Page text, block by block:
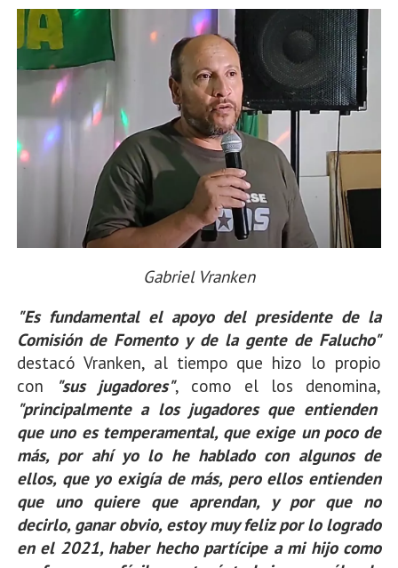
Gabriel Vranken
"Es fundamental el apoyo del presidente de la
Comisión de Fomento y de la gente de Falucho"
destacó Vranken, al tiempo que hizo lo propio
con
"sus jugadores", como el los denomina,
"principalmente a los jugadores que entienden
que uno es temperamental, que exige un poco de
más, por ahí yo lo he hablado con algunos de
ellos, que yo exigía de más, pero ellos entienden
que uno quiere que aprendan, y por que no
decirlo, ganar obvio, estoy muy feliz por lo logrado
en el 2021, haber hecho partícipe a mi hijo como